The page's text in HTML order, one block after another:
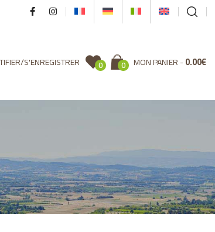
S'ENREGISTRER 0 0 MON PANIER 0.00€